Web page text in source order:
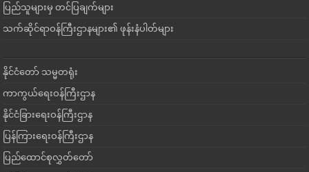
ပြည်သူများမှ တင်ပြချက်များ
သက်ဆိုင်ရာဝန်ကြီးဌာနများ၏ ဖုန်းနံပါတ်များ
နိုင်ငံတော် သမ္မတရုံး
ကာကွယ်ရေးဝန်ကြီးဌာန
နိုင်ငံခြားရေးဝန်ကြီးဌာန
ပြန်ကြားရေးဝန်ကြီးဌာန
ပြည်ထောင်စုလွှတ်တော်